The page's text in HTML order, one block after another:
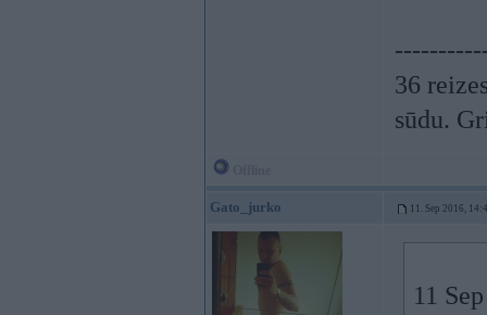
36
sūdu.
Gato_jurko 11. Sep 2016,
11